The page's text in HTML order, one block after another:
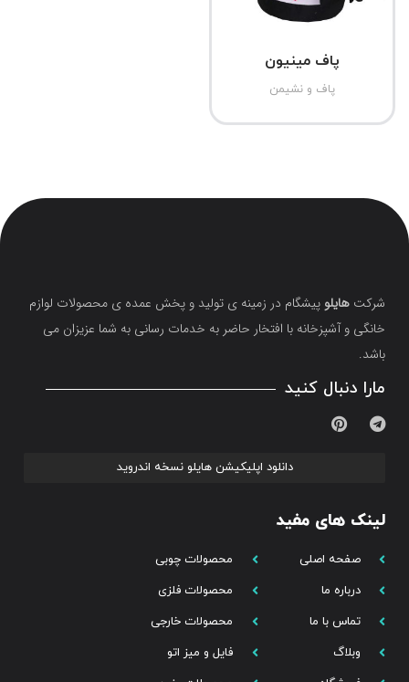
پاف مینیون
پاف و نشیمن
شرکت هایلو پیشگام در زمینه ی تولید و پخش عمده ی محصولات لوازم
خانگی و آشپزخانه با افتخار حاضر به خدمات رسانی به شما عزیزان می
باشد.
مارا دنبال کنید
دانلود اپلیکیشن هایلو نسخه اندروید
لینک های مفید
صفحه اصلی
درباره ما
تماس با ما
وبلاگ
محصولات چوبی
محصولات فلزی
محصولات خارجی
فایل و میز اتو